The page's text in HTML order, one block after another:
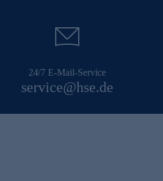
24/7 E-Mail-Service
service@hse.de